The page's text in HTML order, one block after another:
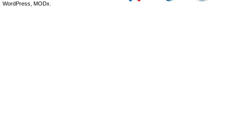
WordPress, MODx.